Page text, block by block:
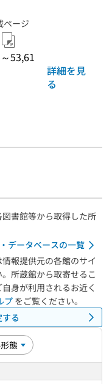
ページ
53,61
詳細を見
る
書館等から取得した所
データベースの一覧
報提供元の各館のサイ
所蔵館から取寄せるこ
身が利用されるお近く
プ をご覧ください。
る